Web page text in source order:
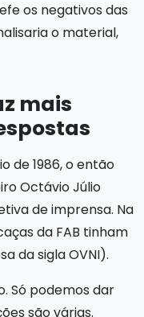
os negativos das
o material,
mais
de 1986, o então
Octávio Júlio
de imprensa. Na
da FAB tinham
da sigla OVNI).
Só podemos dar
são várias.